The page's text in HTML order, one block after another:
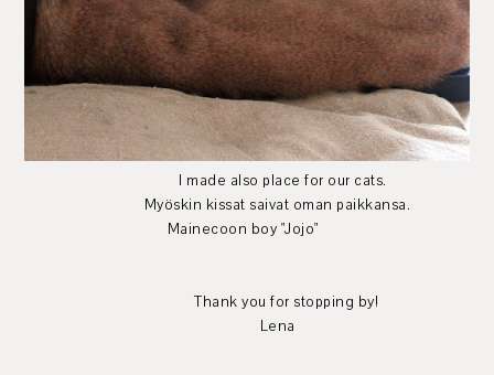
I made also place for our cats.
Myöskin kissat saivat oman paikkansa.
Mainecoon boy "Jojo"
Thank you for stopping by!
Lena